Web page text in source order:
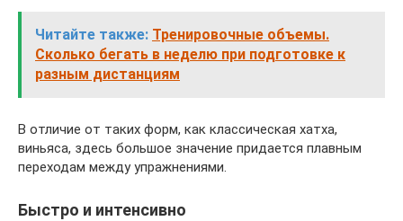
Читайте также: Тренировочные объемы.
Сколько бегать в неделю при подготовке к
разным дистанциям
В отличие от таких форм, как классическая хатха,
виньяса, здесь большое значение придается плавным
переходам между упражнениями.
Быстро и интенсивно